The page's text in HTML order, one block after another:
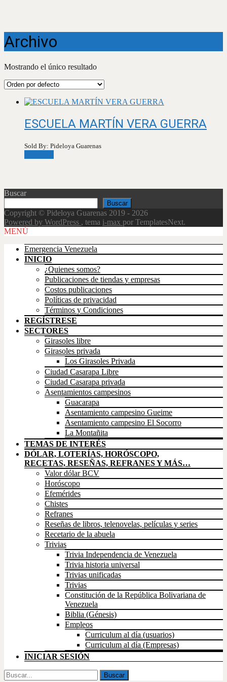
Archivo
Mostrando el único resultado
ESCUELA MARTÍN VERA GUERRA
Sold By: Pideloya Guarenas
Buscar
Buscar
Copyright © Pideloya Guarenas 2019 - 2026
Powered by WordPress , tema i-max por TemplatesNext.
Scroll
MENÚ
Emergencia Venezuela
INICIO
¿Quienes somos?
Publicaciones de tiendas y empresas
Costos publicaciones
Políticas de privacidad
Términos y Condiciones
REGÍSTRESE
SECTORES
Girasoles libre
Girasoles privada
Los Girasoles Privada
Ciudad Casarapa Libre
Ciudad Casarapa privada
Asentamientos campesinos
Guacarapa
Asentamiento campesino Gueime
Asentamiento campesino El Socorro
La Montañita
TEMAS DE INTERÉS
DÓLAR, LOTERÍAS, HORÓSCOPO,
RECETAS, RESEÑAS, REFRANES Y MÁS…
Valor dólar BCV
Horóscopo
Efemérides
Chistes
Refranes
Reseñas de libros, telenovelas, películas y series
Recetario de la abuela
Trivias
Trivia Independencia de Venezuela
Trivia historia universal
Trivias unificadas
Trivias
Constitución de la República Bolivariana de
Venezuela
Biblia (Génesis)
Empleos
Curriculum al día (usuarios)
Curriculum al día (Empresas)
INICIAR SESIÓN
Buscar